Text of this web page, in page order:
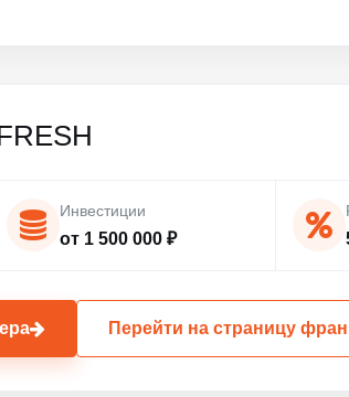
Инвестиции
от 1 500 000 ₽
Перейти на страницу